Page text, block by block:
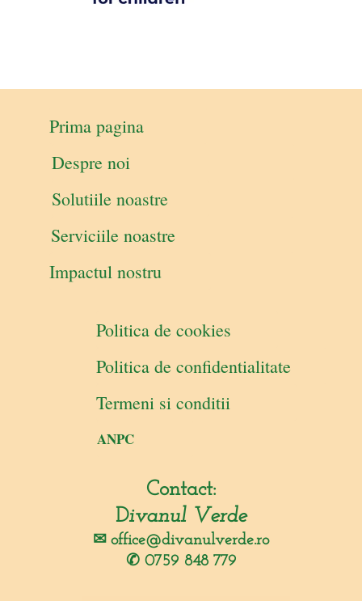
ANPC
Termeni si conditii
Politica de confidentialitate
Politica de cookies
Impactul nostru
Serviciile noastre
Despre noi
Solutiile noastre
Prima pagina
Contact:
Divanul Verde
✉︎ office@divanulverde.ro
✆ 0759 848 779